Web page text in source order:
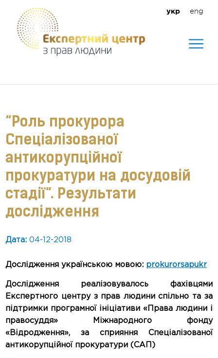
укр eng
“Роль прокурора
Спеціалізованої
антикорупційної
прокуратури на досудовій
стадії”. Результати
дослідження
Дата: 04-12-2018
Дослідження українською мовою: prokurorsapukr
Дослідження реалізовувалось фахівцями
Експертного центру з прав людини спільно та за
підтримки програмної ініціативи «Права людини і
правосуддя» Міжнародного фонду
«Відродження», за сприяння Спеціалізованої
антикорупційної прокуратури (САП)